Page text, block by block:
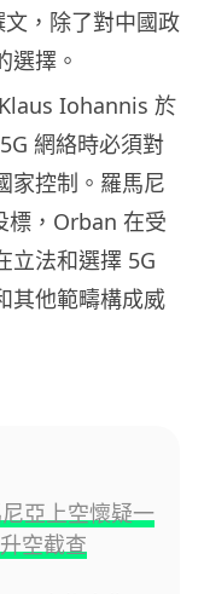
，除了對中國政
選擇。
Iohannis 於
網絡時必須對
家控制。羅馬尼
標，Orban 在受
立法和選擇 5G
其他範疇構成威
亞上空懷疑一
空截查